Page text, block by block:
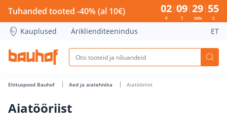
Aiatööriist - Bauhof has loaded
Tuhanded tooted -40% (al 10€) 02
P
09
T
29
MIN
54
S
Kauplused Äriklienditeenindus ET
Ehituspood Bauhof Aed ja aiatehnika Aiatööriist
Aiatööriist